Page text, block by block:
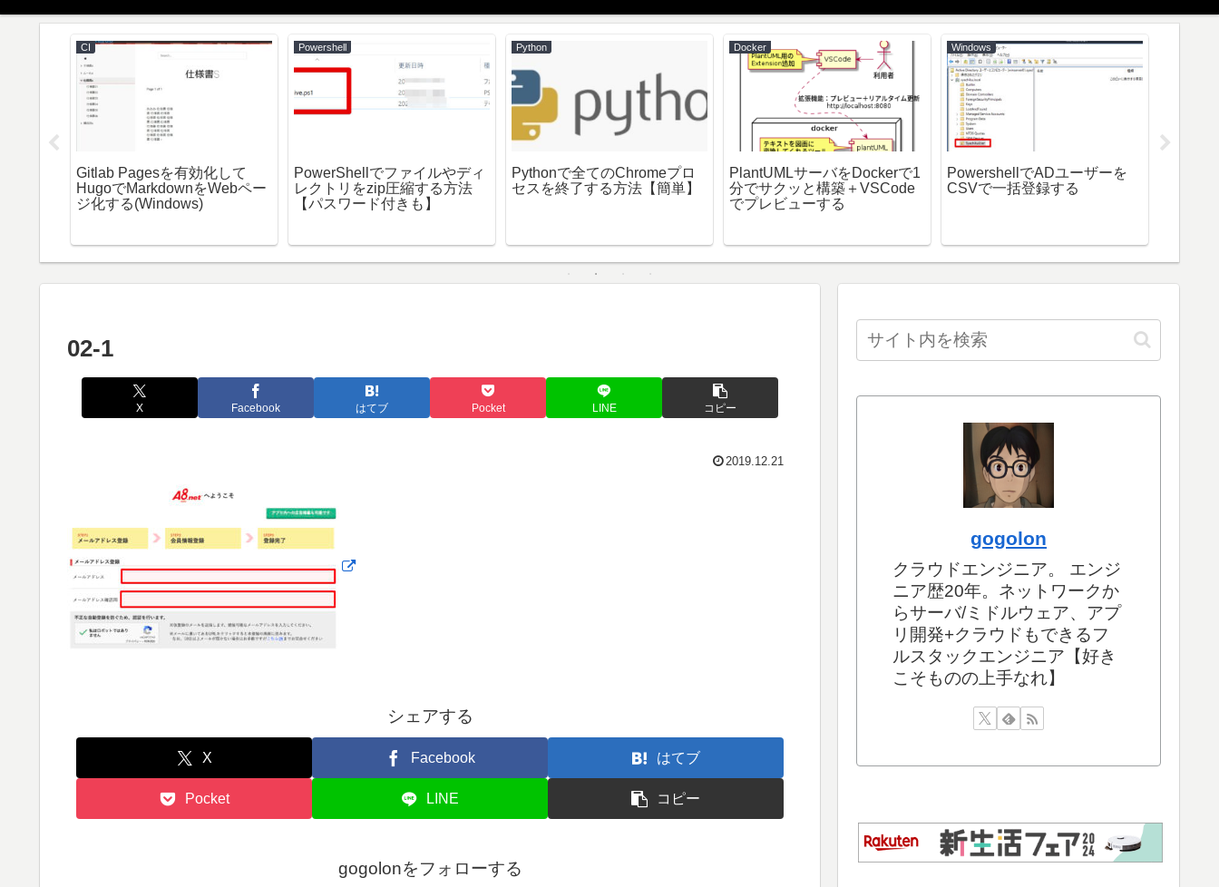
CI
Gitlab Pagesを有効化して
HugoでMarkdownをWebペー
ジ化する(Windows)
Powershell
PowerShellでファイルやディ
レクトリをzip圧縮する方法
【パスワード付きも】
Python
Pythonで全てのChromeプロ
セスを終了する方法【簡単】
Docker
PlantUMLサーバをDockerで1
分でサクッと構築＋VSCode
でプレビューする
Windows
PowershellでADユーザーを
CSVで一括登録する
02-1
X Facebook はてブ Pocket LINE コピー
2019.12.21
シェアする
X Facebook はてブ
Pocket LINE コピー
gogolonをフォローする
gogolon
クラウドエンジニア。 エンジ
ニア歴20年。ネットワークか
らサーバ/ミドルウェア、アプ
リ開発+クラウドもできるフ
ルスタックエンジニア【好き
こそものの上手なれ】